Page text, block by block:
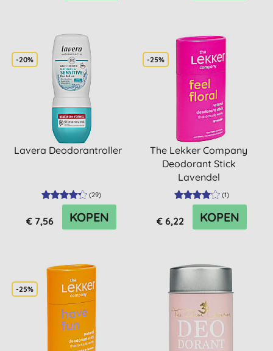
-20%
Lavera Deodorantroller
(29)
€ 7,56 KOPEN
-25%
The Lekker Company
Deodorant Stick
Lavendel
(1)
€ 6,22 KOPEN
-25%